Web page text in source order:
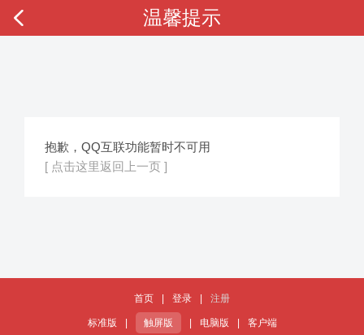
温馨提示
抱歉，QQ互联功能暂时不可用
[ 点击这里返回上一页 ]
首页 登录 注册
标准版 触屏版 电脑版 客户端